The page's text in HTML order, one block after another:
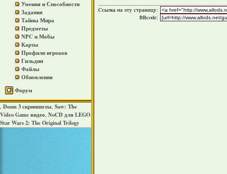
Умения и Способности
Задания
Тайны Мира
Предметы
NPC и Мобы
Карты
Профили игроков
Гильдии
Файлы
Обновления
Форум
, Doom 3 скриншоты, Saw: The
Video Game видео, NoCD для LEGO
Star Wars 2: The Original Trilogy
Cсылка на эту страницу:
BBcode: